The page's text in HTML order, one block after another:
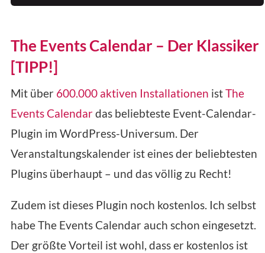
The Events Calendar – Der Klassiker
[TIPP!]
Mit über 600.000 aktiven Installationen istThe
Events Calendardas beliebteste Event-Calendar-
Plugin im WordPress-Universum. Der
Veranstaltungskalender ist eines der beliebtesten
Plugins überhaupt – und das völlig zu Recht!
Zudem ist dieses Plugin noch kostenlos. Ich selbst
habe The Events Calendar auch schon eingesetzt.
Der größte Vorteil ist wohl, dass er kostenlos ist